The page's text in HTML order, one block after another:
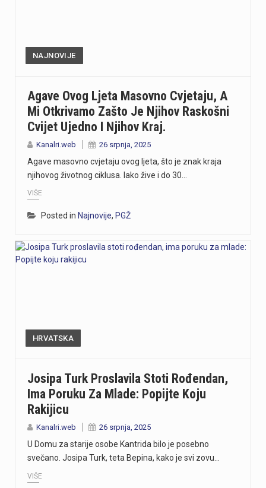
NAJNOVIJE
Agave Ovog Ljeta Masovno Cvjetaju, A
Mi Otkrivamo Zašto Je Njihov Raskošni
Cvijet Ujedno I Njihov Kraj.
Kanalri.web 26 srpnja, 2025
Agave masovno cvjetaju ovog ljeta, što je znak kraja
njihovog životnog ciklusa. Iako žive i do 30…
VIŠE
Posted in Najnovije, PGŽ
HRVATSKA
Josipa Turk Proslavila Stoti Rođendan,
Ima Poruku Za Mlade: Popijte Koju
Rakijicu
Kanalri.web 26 srpnja, 2025
U Domu za starije osobe Kantrida bilo je posebno
svečano. Josipa Turk, teta Bepina, kako je svi zovu…
VIŠE